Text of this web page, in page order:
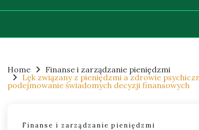
content
Home
Finanse i zarządzanie pieniędzmi
Lęk związany z pieniędzmi a zdrowie
podejmowanie świadomych decyzji finansowych
Finanse i zarządzanie pieniędzmi